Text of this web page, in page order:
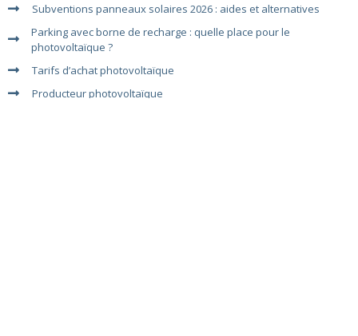
Subventions panneaux solaires 2026 : aides et alternatives
Parking avec borne de recharge : quelle place pour le
photovoltaïque ?
Tarifs d’achat photovoltaïque
Producteur photovoltaïque